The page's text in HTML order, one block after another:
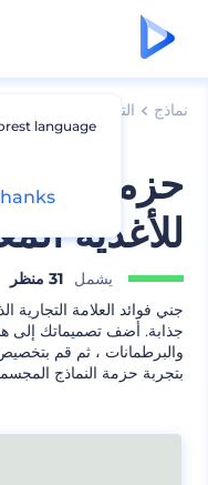
نماذج التعبئة
حزمة
للأغذية
يشمل
31 منظر
جني فوائد العلامة التجارية
جذابة. أضف تصميماتك إلى
والبرطمانات ، ثم قم
بتجربة حزمة النماذج
language